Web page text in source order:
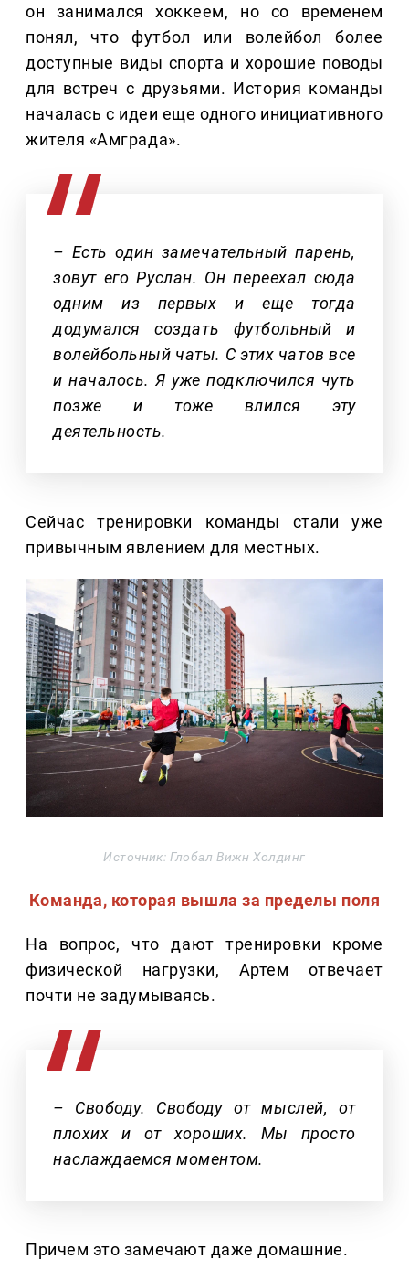
он занимался хоккеем, но со временем
понял, что футбол или волейбол более
доступные виды спорта и хорошие поводы
для встреч с друзьями. История команды
началась с идеи еще одного инициативного
жителя «Амграда».
– Есть один замечательный парень,
зовут его Руслан. Он переехал сюда
одним из первых и еще тогда
додумался создать футбольный и
волейбольный чаты. С этих чатов все
и началось. Я уже подключился чуть
позже и тоже влился эту
деятельность.
Сейчас тренировки команды стали уже
привычным явлением для местных.
Источник: Глобал Вижн Холдинг
Команда, которая вышла за пределы поля
На вопрос, что дают тренировки кроме
физической нагрузки, Артем отвечает
почти не задумываясь.
– Свободу. Свободу от мыслей, от
плохих и от хороших. Мы просто
наслаждаемся моментом.
Причем это замечают даже домашние.